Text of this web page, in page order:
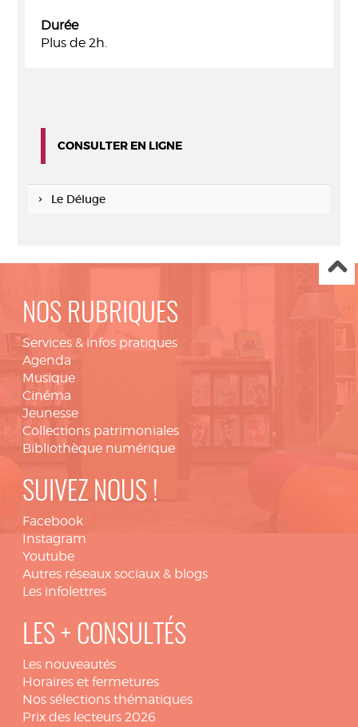
Durée
Plus de 2h.
CONSULTER EN LIGNE
Le Déluge
NOS RUBRIQUES
Services & infos pratiques
Agenda
Musique
Cinéma
Jeunesse
Collections patrimoniales
Bibliothèque numérique
SUIVEZ NOUS !
Facebook
Instagram
Youtube
Autres réseaux sociaux & blogs
Les infolettres
LES + CONSULTÉS
Les nouveautés
Horaires et fermetures
Nos sélections thématiques
Prix des lecteurs 2026